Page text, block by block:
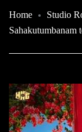
Home
Studio
Sahakutumbanam